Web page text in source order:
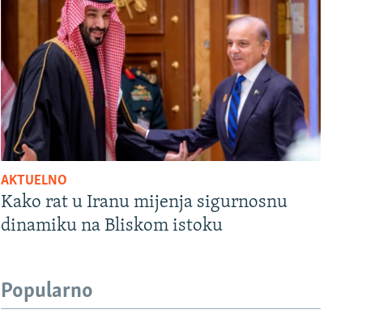
AKTUELNO
Kako rat u Iranu mijenja sigurnosnu
dinamiku na Bliskom istoku
Popularno